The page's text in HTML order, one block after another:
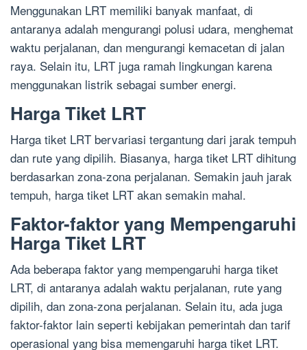
Menggunakan LRT memiliki banyak manfaat, di
antaranya adalah mengurangi polusi udara, menghemat
waktu perjalanan, dan mengurangi kemacetan di jalan
raya. Selain itu, LRT juga ramah lingkungan karena
menggunakan listrik sebagai sumber energi.
Harga Tiket LRT
Harga tiket LRT bervariasi tergantung dari jarak tempuh
dan rute yang dipilih. Biasanya, harga tiket LRT dihitung
berdasarkan zona-zona perjalanan. Semakin jauh jarak
tempuh, harga tiket LRT akan semakin mahal.
Faktor-faktor yang Mempengaruhi
Harga Tiket LRT
Ada beberapa faktor yang mempengaruhi harga tiket
LRT, di antaranya adalah waktu perjalanan, rute yang
dipilih, dan zona-zona perjalanan. Selain itu, ada juga
faktor-faktor lain seperti kebijakan pemerintah dan tarif
operasional yang bisa memengaruhi harga tiket LRT.